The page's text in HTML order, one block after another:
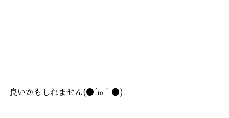
良いかもしれません(●´ω｀●)